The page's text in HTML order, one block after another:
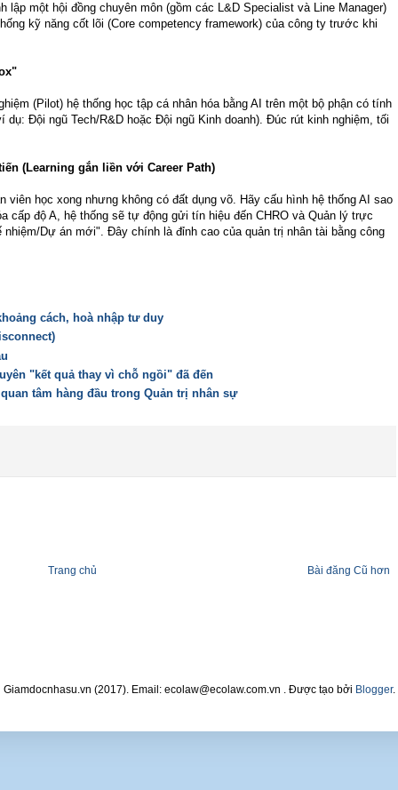
lập một hội đồng chuyên môn (gồm các L&D Specialist và Line Manager)
kỹ năng cốt lõi (Core competency framework) của công ty trước khi
(Pilot) hệ thống học tập cá nhân hóa bằng AI trên một bộ phận có tính
Đội ngũ Tech/R&D hoặc Đội ngũ Kinh doanh). Đúc rút kinh nghiệm, tối
(Learning gắn liền với Career Path)
viên học xong nhưng không có đất dụng võ. Hãy cấu hình hệ thống AI sao
cấp độ A, hệ thống sẽ tự động gửi tín hiệu đến CHRO và Quản lý trực
Dự án mới". Đây chính là đỉnh cao của quản trị nhân tài bằng công
cách, hoà nhập tư duy
"kết quả thay vì chỗ ngồi" đã đến
tâm hàng đầu trong Quản trị nhân sự
Bài đăng Cũ hơn
Trang chủ
Giamdocnhasu.vn (2017). Email: ecolaw@ecolaw.com.vn . Được tạo bởi Blogger.